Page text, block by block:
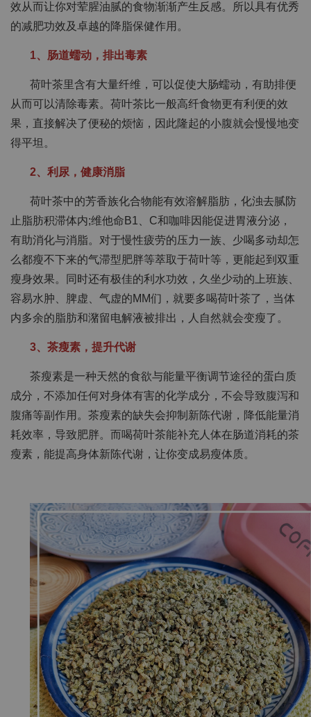
效从而让你对荤腥油腻的食物渐渐产生反感。所以具有优秀
的减肥功效及卓越的降脂保健作用。
1、肠道蠕动，排出毒素
荷叶茶里含有大量纤维，可以促使大肠蠕动，有助排便
从而可以清除毒素。荷叶茶比一般高纤食物更有利便的效
果，直接解决了便秘的烦恼，因此隆起的小腹就会慢慢地变
得平坦。
2、利尿，健康消脂
荷叶茶中的芳香族化合物能有效溶解脂肪，化浊去腻防
止脂肪积滞体内;维他命B1、C和咖啡因能促进胃液分泌，
有助消化与消脂。对于慢性疲劳的压力一族、少喝多动却怎
么都瘦不下来的气滞型肥胖等萃取于荷叶等，更能起到双重
瘦身效果。同时还有极佳的利水功效，久坐少动的上班族、
容易水肿、脾虚、气虚的MM们，就要多喝荷叶茶了，当体
内多余的脂肪和潴留电解液被排出，人自然就会变瘦了。
3、茶瘦素，提升代谢
茶瘦素是一种天然的食欲与能量平衡调节途径的蛋白质
成分，不添加任何对身体有害的化学成分，不会导致腹泻和
腹痛等副作用。茶瘦素的缺失会抑制新陈代谢，降低能量消
耗效率，导致肥胖。而喝荷叶茶能补充人体在肠道消耗的茶
瘦素，能提高身体新陈代谢，让你变成易瘦体质。